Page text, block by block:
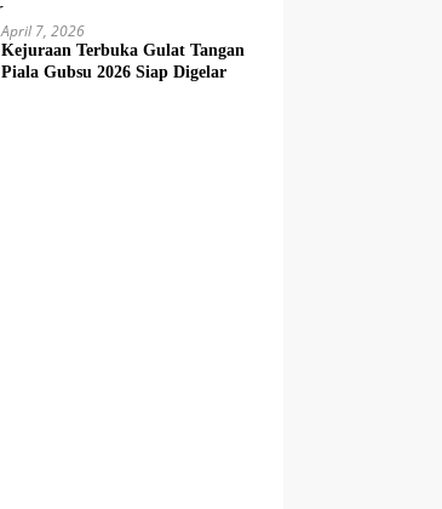
April 7, 2026
Kejuraan Terbuka Gulat Tangan
Piala Gubsu 2026 Siap Digelar